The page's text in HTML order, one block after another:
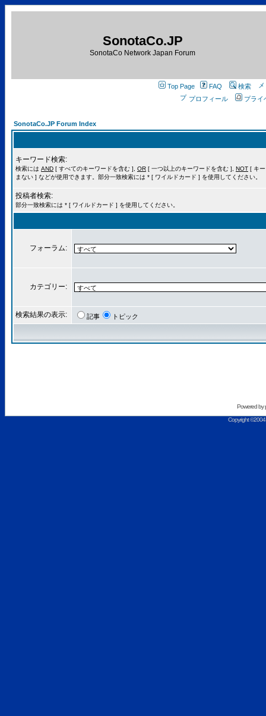
SonotaCo.JP
SonotaCo Network Japan Forum
Top Page FAQ
検索
プロフィール
プライ
SonotaCo.JP Forum Index
キーワード検索:
検索には AND [ すべてのキーワードを含む ], OR [ 一つ以上のキーワードを含む ], NOT [ キ
まない ] などが使用できます。部分一致検索には * [ ワイルドカード ] を使用してください。
投稿者検索:
部分一致検索には * [ ワイルドカード ] を使用してください。
フォーラム:
カテゴリー:
検索結果の表示: 記事 トピック
Powered by
Copyright ©2004